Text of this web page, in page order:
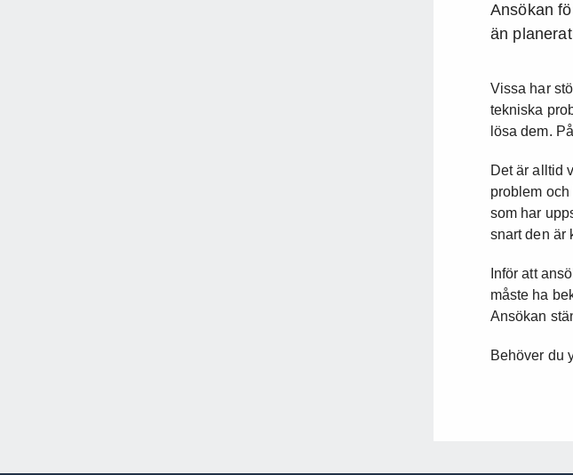
Ansökan
än
Vissa har
tekniska
lösa dem.
Det är alltid
problem
som har
snart den är
Inför att
måste ha
Ansökan
Behöver du